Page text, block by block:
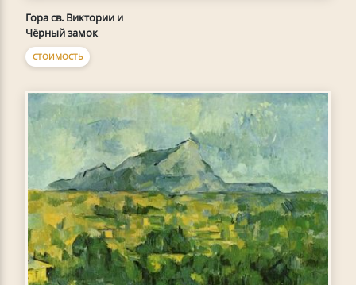
Гора св. Виктории и
Чёрный замок
СТОИМОСТЬ